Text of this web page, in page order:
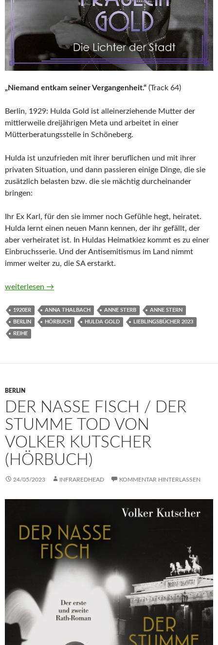
„Niemand entkam seiner Vergangenheit.“ (Track 64)
Berlin, 1929: Hulda Gold ist alleinerziehende Mutter der
mittlerweile dreijährigen Meta und arbeitet in einer
Mütterberatungsstelle in Schöneberg.
Hulda ist unzufrieden mit ihrer beruflichen und mit ihrer
privaten Situation, und dann passieren einige Dinge, die sie
zusätzlich belasten bzw. die sie mächtig durcheinander
bringen:
Ihr Ex Karl, für den sie immer noch Gefühle hegt, heiratet.
Hulda lernt einen neuen Mann kennen, der ihr gefällt, der
aber verheiratet ist. In Huldas Heimatkiez kommt es zu einer
Einbruchsserie. Und der Antisemitismus im Land nimmt
immer weiter zu, die SA erstarkt.
Fräulein Gold. Die Lichter der Stadt (Die Hebamme von
weiterlesen →
1920ER ANNA THALBACH ANNE STERB ANNE STERN
BERLIN HÖRBUCH HULDA GOLD LIEBLINGSBÜCHER 2023
REIHE
BERLIN
DER NASSE FISCH / DER
STUMME TOD VON
VOLKER KUTSCHER
(HÖRBUCH)
24/05/2023 INFRAREDHEAD KOMMENTAR HINTERLASSEN